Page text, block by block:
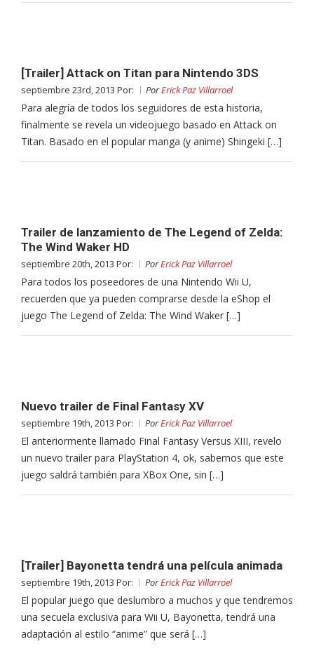
[Trailer] Attack on Titan para Nintendo 3DS
septiembre 23rd, 2013 Por: PorErick Paz Villarroel
Para alegría de todos los seguidores de esta historia,
finalmente se revela un videojuego basado en Attack on
Titan. Basado en el popular manga (y anime) Shingeki […]
Trailer de lanzamiento de The Legend of Zelda:
The Wind Waker HD
septiembre 20th, 2013 Por: PorErick Paz Villarroel
Para todos los poseedores de una Nintendo Wii U,
recuerden que ya pueden comprarse desde la eShop el
juego The Legend of Zelda: The Wind Waker […]
Nuevo trailer de Final Fantasy XV
septiembre 19th, 2013 Por: PorErick Paz Villarroel
El anteriormente llamado Final Fantasy Versus XIII, revelo
un nuevo trailer para PlayStation 4, ok, sabemos que este
juego saldrá también para XBox One, sin […]
[Trailer] Bayonetta tendrá una película animada
septiembre 19th, 2013 Por: PorErick Paz Villarroel
El popular juego que deslumbro a muchos y que tendremos
una secuela exclusiva para Wii U, Bayonetta, tendrá una
adaptación al estilo “anime” que será […]